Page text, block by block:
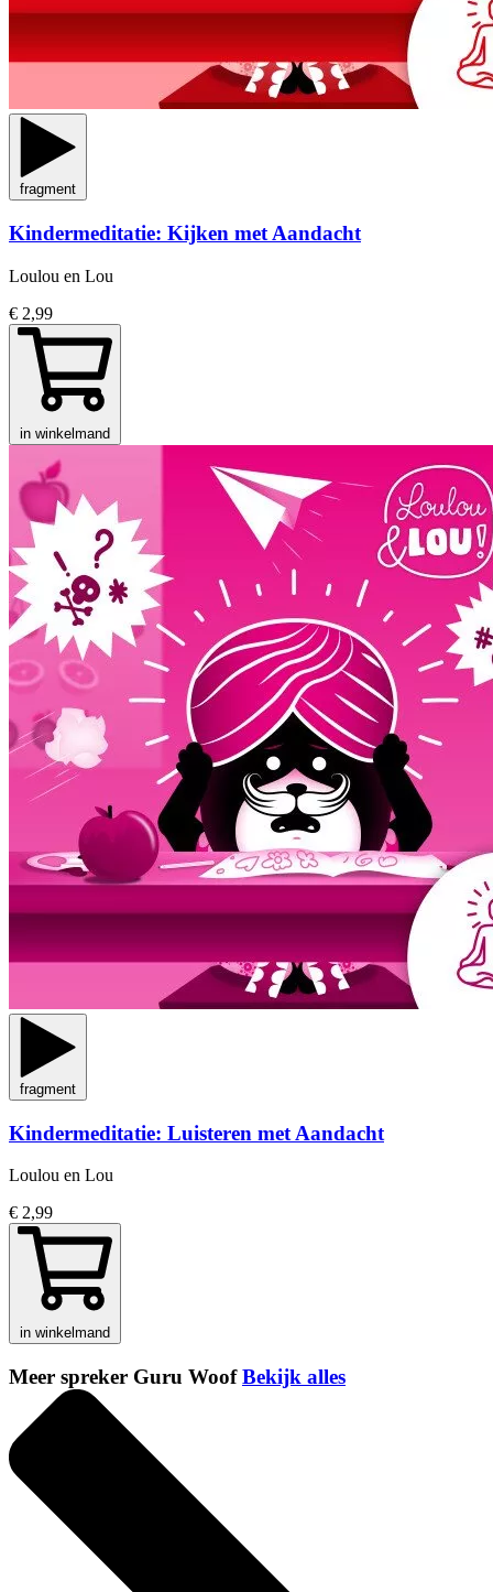
fragment
Kindermeditatie: Kijken met Aandacht
Loulou en Lou
€ 2,99
in winkelmand
fragment
Kindermeditatie: Luisteren met Aandacht
Loulou en Lou
€ 2,99
in winkelmand
Meer spreker Guru WoofBekijk alles